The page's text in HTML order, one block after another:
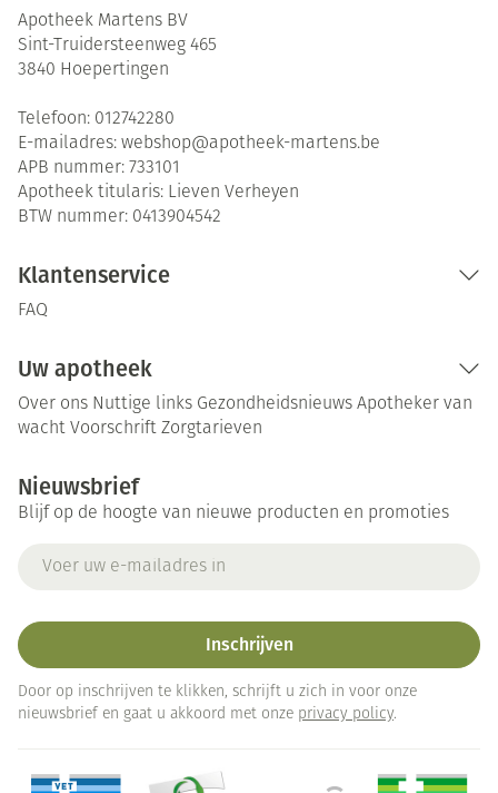
Apotheek Martens BV
Sint-Truidersteenweg 465
3840 Hoepertingen
Telefoon: 012742280
E-mailadres: webshop@apotheek-martens.be
APB nummer: 733101
Apotheek titularis: Lieven Verheyen
BTW nummer: 0413904542
Klantenservice
FAQ
Uw apotheek
Over ons Nuttige links Gezondheidsnieuws Apotheker van
wacht Voorschrift Zorgtarieven
Nieuwsbrief
Blijf op de hoogte van nieuwe producten en promoties
Inschrijven
Door op inschrijven te klikken, schrijft u zich in voor onze
nieuwsbrief en gaat u akkoord met onze privacy policy.